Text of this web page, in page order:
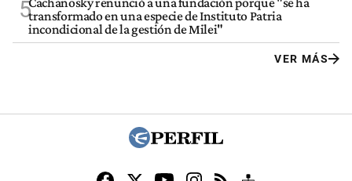
5transformado en una especie de Instituto Patria
incondicional de la gestión de Milei"
VER MÁS